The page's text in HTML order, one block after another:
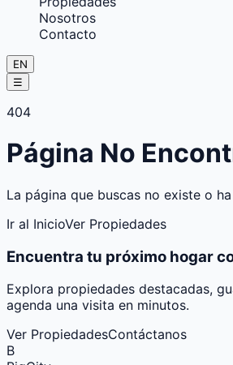
Nosotros
Contacto
EN
☰
404
Página No
La página que buscas no existe o
Ir al InicioVer Propiedades
Encuentra tu próximo hogar
Explora propiedades destacadas,
agenda una visita en minutos.
Ver PropiedadesContáctanos
B